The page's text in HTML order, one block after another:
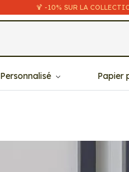
🍹 -10% SUR LA
Personnalisé Papier